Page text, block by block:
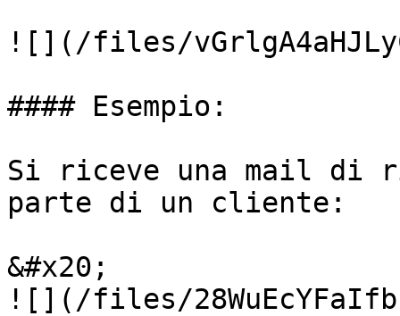
![](/files/
#### Esempio:
Si riceve una mail di
parte di un cliente:
&#x20;
![](/files/